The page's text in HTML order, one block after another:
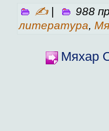
✍|
988
литература,
Мяхар